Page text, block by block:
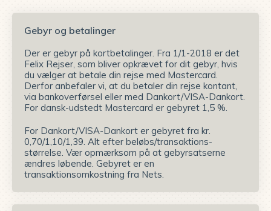
Gebyr og betalinger
Der er gebyr på kortbetalinger. Fra 1/1-2018 er det
Felix Rejser, som bliver opkrævet for dit gebyr, hvis
du vælger at betale din rejse med Mastercard.
Derfor anbefaler vi, at du betaler din rejse kontant,
via bankoverførsel eller med Dankort/VISA-Dankort.
For dansk-udstedt Mastercard er gebyret 1,5 %.
For Dankort/VISA-Dankort er gebyret fra kr.
0,70/1,10/1,39. Alt efter beløbs/transaktions-
størrelse. Vær opmærksom på at gebyrsatserne
ændres løbende. Gebyret er en
transaktionsomkostning fra Nets.